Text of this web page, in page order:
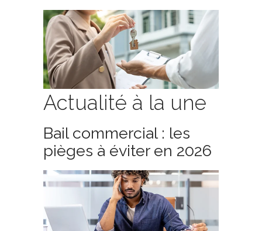
Actualité à la une
Bail commercial : les
pièges à éviter en 2026